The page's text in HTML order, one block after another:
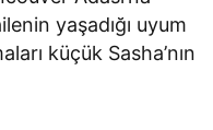
yaşadığı uyum
küçük Sasha’nın